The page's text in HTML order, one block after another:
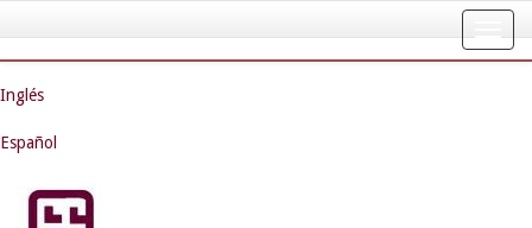
navigation
Inglés
Español